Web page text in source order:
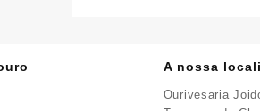
A nossa
Ourivesaria